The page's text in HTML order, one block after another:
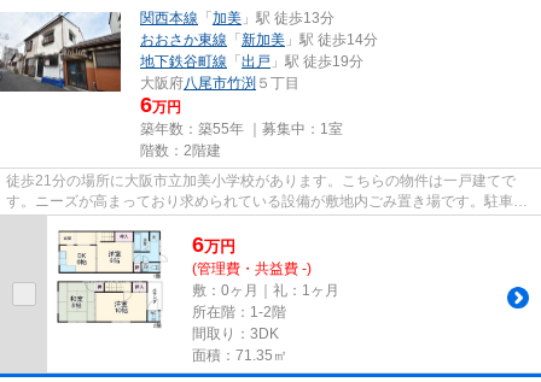
関西本線 「加美 」駅 徒歩13分
おおさか東線 「新加美 」駅 徒歩14分
地下鉄谷町線 「出戸 」駅 徒歩19分
大阪府八尾市竹渕 ５丁目
6万円
築年数：築55年 ｜募集中： 1室
階数：2階建
徒歩21分の場所に大阪市立加美小学校があります。こちらの物件は一戸建てで
す。ニーズが高まっており求められている設備が敷地内ごみ置き場です。駐車場
まで100mの物件です。賃貸戸建...
6万円
(管理費・共益費 -)
敷：0ヶ月｜礼：1ヶ月
所在階：1-2階
間取り：3DK
面積：71.35㎡